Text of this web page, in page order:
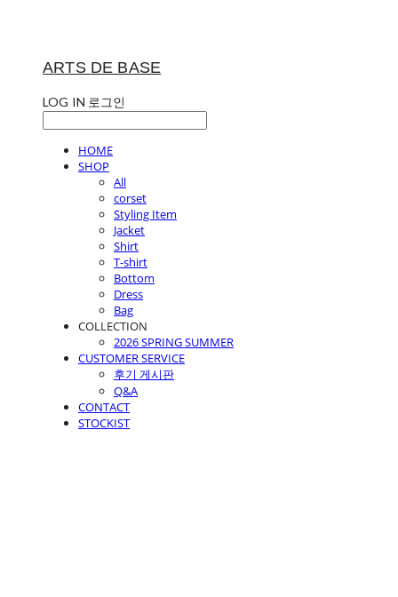
ARTS DE BASE
LOG IN 로그인
HOME
SHOP
All
corset
Styling Item
Jacket
Shirt
T-shirt
Bottom
Dress
Bag
COLLECTION
2026 SPRING SUMMER
CUSTOMER SERVICE
후기 게시판
Q&A
CONTACT
STOCKIST